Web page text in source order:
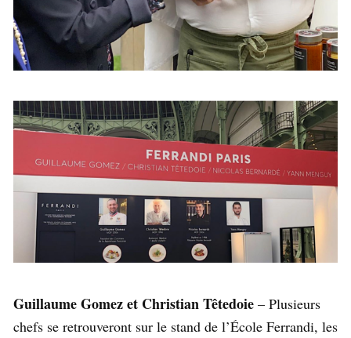
Guillaume Gomez et Christian Têtedoie – Plusieurs
chefs se retrouveront sur le stand de l’École Ferrandi, les